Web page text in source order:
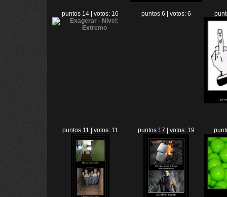
puntos 14 | votos: 16 puntos 6 | votos: 6
puntos 11 | votos: 11 puntos 17 | votos: 19